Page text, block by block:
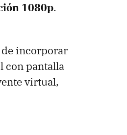
1080p.
de incorporar
con pantalla
virtual,